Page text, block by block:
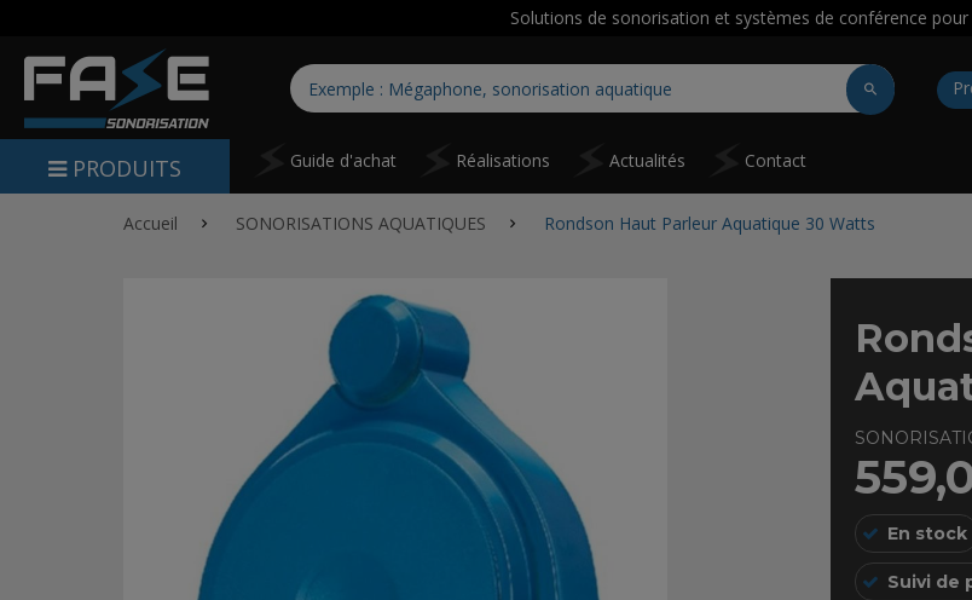
Solutions de sonorisation et systèmes de conférence
PRODUITS Guide d'achat Réalisations Actualités Contact
Accueil SONORISATIONS AQUATIQUES Rondson Haut Parleur Aquatique 30 Watts
En stock
Suivi de